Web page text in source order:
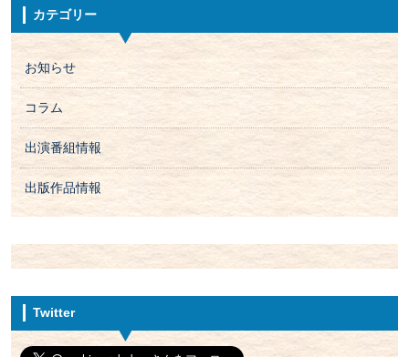
カテゴリー
お知らせ
コラム
出演番組情報
出版作品情報
Twitter